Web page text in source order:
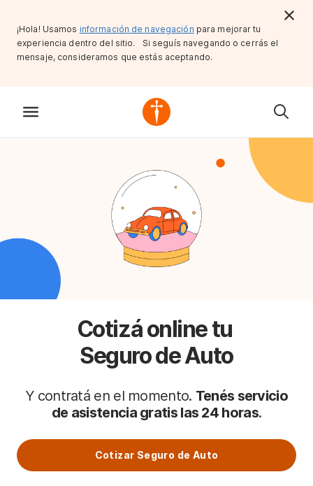
¡Hola! Usamos información de navegación para mejorar tu
experiencia dentro del sitio. Si seguís navegando o cerrás el
mensaje, consideramos que estás aceptando.
Cotizá online tu
Seguro de Auto
Y contratá en el momento. Tenés servicio
de asistencia gratis las 24 horas.
Cotizar Seguro de Auto